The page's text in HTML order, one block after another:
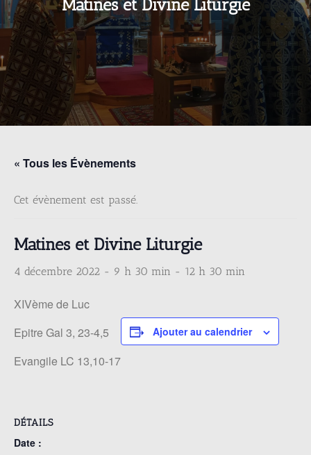
Matines et Divine Liturgie
« Tous les Évènements
Cet évènement est passé.
Matines et Divine Liturgie
4 décembre 2022 - 9 h 30 min - 12 h 30 min
XIVème de Luc
Epitre Gal 3, 23-4,5
Evangile LC 13,10-17
Ajouter au calendrier
DÉTAILS
Date :